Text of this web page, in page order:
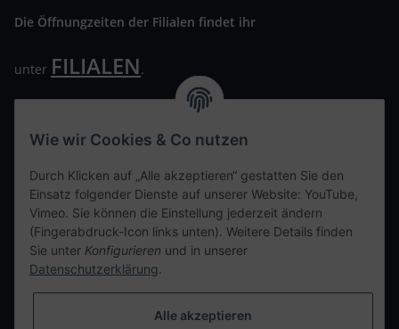
Die Öffnungzeiten der Filialen findet ihr
unter FILIALEN.
Wir freuen uns auf Euren Besuch. Bitte beachtet die
Kontaktdaten
tweet
teilen
Wie wir Cookies & Co nutzen
Durch Klicken auf „Alle akzeptieren“ gestatten Sie den
Einsatz folgender Dienste auf unserer Website: YouTube,
Vimeo. Sie können die Einstellung jederzeit ändern
(Fingerabdruck-Icon links unten). Weitere Details finden
Sie unter Konfigurieren und in unserer
Datenschutzerklärung.
Alle akzeptieren